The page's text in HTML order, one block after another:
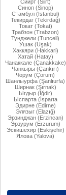
Сиирт (Siirt)
Синоп (Sinop)
Стамбул (Istanbul)
Текирдаг (Tekirdağ)
Токат (Tokat)
Трабзон (Trabzon)
Тунджели (Tunceli)
Ушак (Uşak)
Хаккяри (Hakkari)
Хатай (Hatay)
Чанаккале (Çanakkake)
Чанкыры (Çankırı)
Чорум (Çorum)
Шанлыурфа (Şanlıurfa)
Ширнак (Şırnak)
Ыгдыр (Iğdir)
Ыспарта (İsparta
Эдирне (Edirne)
Элязыг (Elazığ)
Эрзинджан (Erzincan)
Эрзурум (Erzurum)
Эскишехир (Eskişehir)
Ялова (Yalova)